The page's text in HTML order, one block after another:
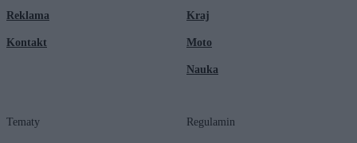
Reklama
Kontakt
Kraj
Moto
Nauka
Tematy Regulamin